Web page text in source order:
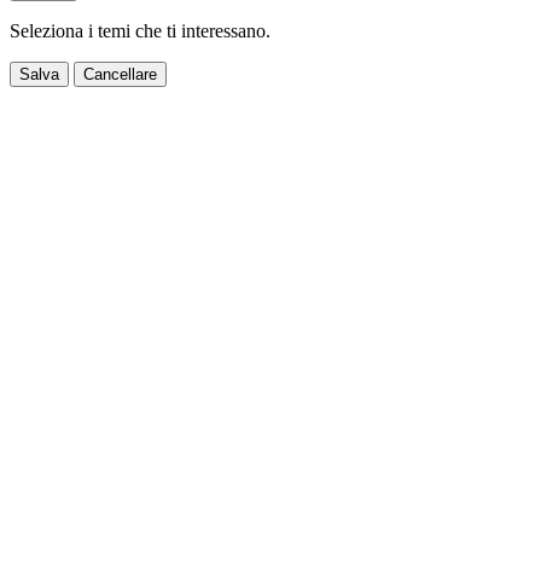
Seleziona i temi che ti interessano.
Salva Cancellare